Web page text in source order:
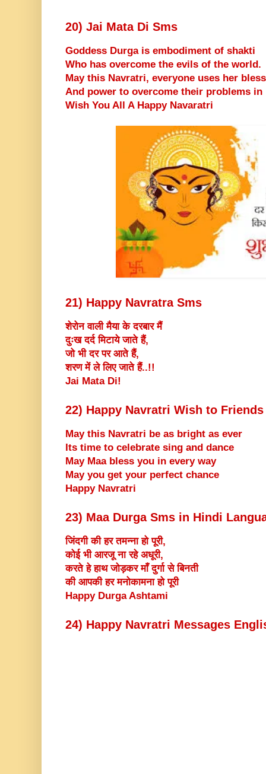
20) Jai Mata Di Sms
Goddess Durga is embodiment of shakti
Who has overcome the evils of the world.
May this Navratri, everyone uses her
And power to overcome their problems in
Wish You All A Happy Navaratri
21) Happy Navratra Sms
शेरोन वाली मैया के दरबार मैं
दुःख दर्द मिटाये जाते हैं,
जो भी दर पर आते हैं,
शरण में ले लिए जाते हैं..!!
Jai Mata Di!
22) Happy Navratri Wish to Friends
May this Navratri be as bright as ever
Its time to celebrate sing and dance
May Maa bless you in every way
May you get your perfect chance
Happy Navratri
23) Maa Durga Sms in Hindi
जिंदगी की हर तमन्ना हो पूरी,
कोई भी आरजू ना रहे अधूरी,
करते हे हाथ जोड़कर माँ दुर्गा से बिनती
की आपकी हर मनोकामना हो पूरी
Happy Durga Ashtami
24) Happy Navratri Messages